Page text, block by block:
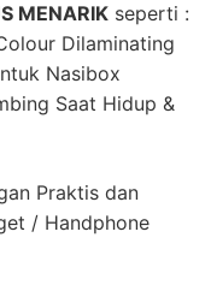
MENARIK seperti :
Dilaminating
Nasibox
Saat Hidup &
Praktis dan
/ Handphone